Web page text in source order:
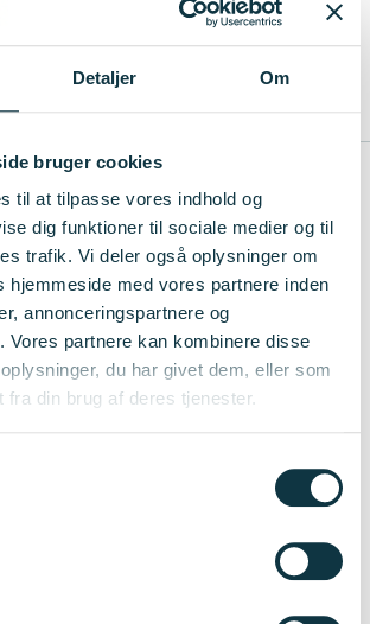
Detaljer Om
bruger cookies
til at tilpasse vores indhold og
dig funktioner til sociale medier og til
trafik. Vi deler også oplysninger om
hjemmeside med vores partnere inden
annonceringspartnere og
Vores partnere kan kombinere disse
du har givet dem, eller som
fra din brug af deres tjenester.
her
webinar om Grand
på forhånd.
TILMELD DIG HER